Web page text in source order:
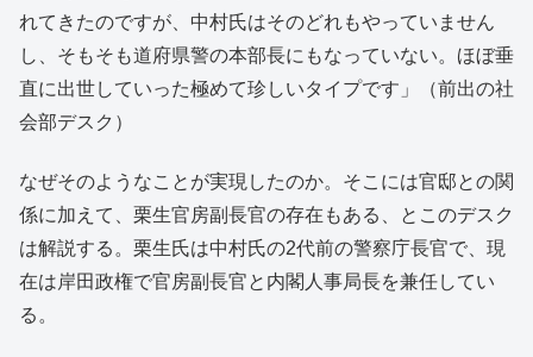
れてきたのですが、中村氏はそのどれもやっていません
し、そもそも道府県警の本部長にもなっていない。ほぼ垂
直に出世していった極めて珍しいタイプです」（前出の社
会部デスク）
なぜそのようなことが実現したのか。そこには官邸との関
係に加えて、栗生官房副長官の存在もある、とこのデスク
は解説する。栗生氏は中村氏の2代前の警察庁長官で、現
在は岸田政権で官房副長官と内閣人事局長を兼任してい
る。